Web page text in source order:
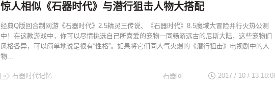
惊人相似《石器时代》与潜行狙击人物大搭配
经典Q版回合制网游《石器时代》2.5精灵王传说、《石器时代》8.5魔域大冒险并行火热公测
中！在这款游戏中，你可以尽情挑选自己所喜爱的宠物一同畅游远古的尼斯大陆，这些宠物们
风格各异，可以简单地说是很有“性格”。如果将它们同人气火爆的《潜行狙击》电视剧中的人
物...
石器时代记忆 2017 / 10 / 13
石器lol